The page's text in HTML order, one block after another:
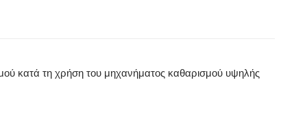
κατά τη χρήση του μηχανήματος καθαρισμού υψηλής